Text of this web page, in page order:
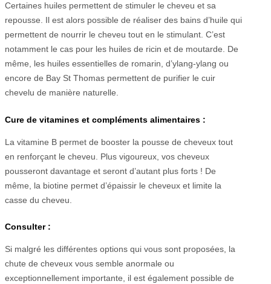
Certaines huiles permettent de stimuler le cheveu et sa
repousse. Il est alors possible de réaliser des bains d’huile qui
permettent de nourrir le cheveu tout en le stimulant. C’est
notamment le cas pour les huiles de ricin et de moutarde. De
même, les huiles essentielles de romarin, d’ylang-ylang ou
encore de Bay St Thomas permettent de purifier le cuir
chevelu de manière naturelle.
Cure de vitamines et compléments alimentaires :
La vitamine B permet de booster la pousse de cheveux tout
en renforçant le cheveu. Plus vigoureux, vos cheveux
pousseront davantage et seront d’autant plus forts ! De
même, la biotine permet d’épaissir le cheveux et limite la
casse du cheveu.
Consulter :
Si malgré les différentes options qui vous sont proposées, la
chute de cheveux vous semble anormale ou
exceptionnellement importante, il est également possible de